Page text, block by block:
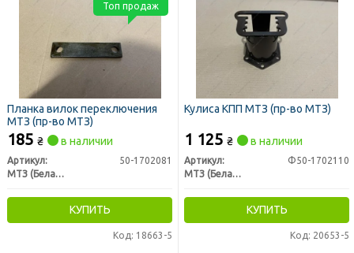
Планка вилок переключения
МТЗ (пр-во МТЗ)
185 ₴ в наличии
Артикул:
50-1702081
МТЗ (Беларусь)
КУПИТЬ
Код: 18663-5
Топ продаж
Кулиса КПП МТЗ (пр-во МТЗ)
1 125 ₴ в наличии
Артикул:
Ф50-1702110
МТЗ (Беларусь)
КУПИТЬ
Код: 20653-5